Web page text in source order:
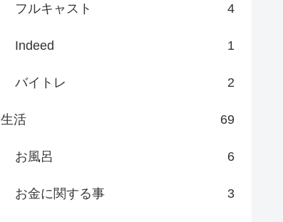
フルキャスト 4
Indeed 1
バイトレ 2
生活 69
お風呂 6
お金に関する事 3